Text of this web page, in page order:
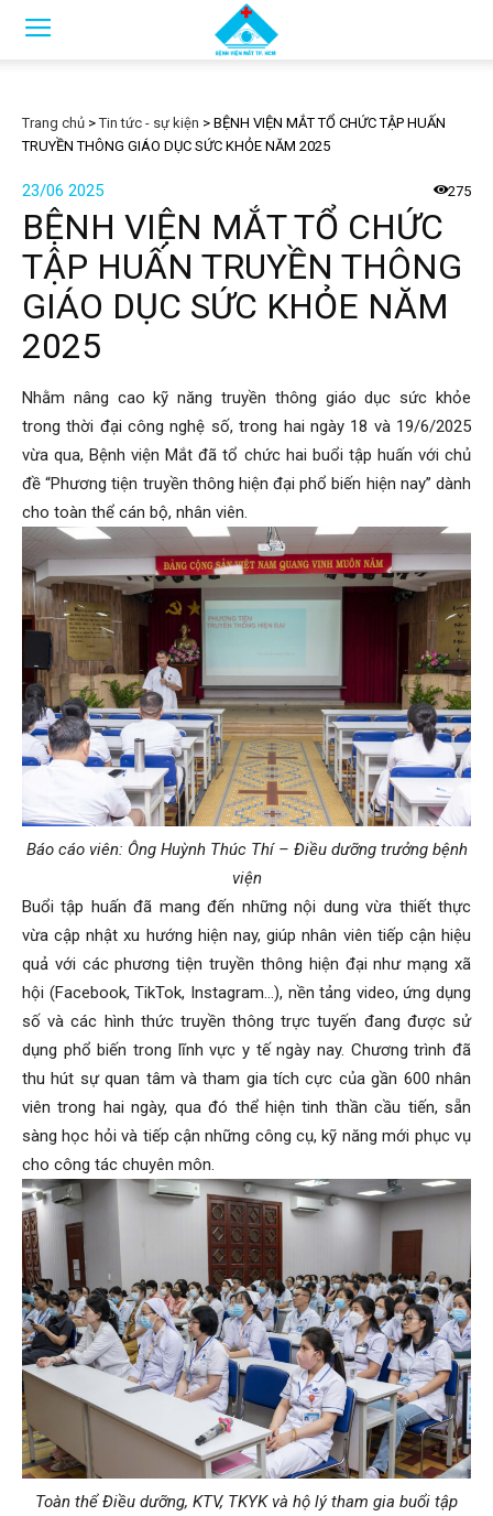
Trang chủ >Tin tức - sự kiện > BỆNH VIỆN MẮT TỔ CHỨC TẬP HUẤN
TRUYỀN THÔNG GIÁO DỤC SỨC KHỎE NĂM 2025
23/06 2025 275
BỆNH VIỆN MẮT TỔ CHỨC
TẬP HUẤN TRUYỀN THÔNG
GIÁO DỤC SỨC KHỎE NĂM
2025
Nhằm nâng cao kỹ năng truyền thông giáo dục sức khỏe
trong thời đại công nghệ số, trong hai ngày 18 và 19/6/2025
vừa qua, Bệnh viện Mắt đã tổ chức hai buổi tập huấn với chủ
đề “Phương tiện truyền thông hiện đại phổ biến hiện nay” dành
cho toàn thể cán bộ, nhân viên.
Báo cáo viên: Ông Huỳnh Thúc Thí – Điều dưỡng trưởng bệnh
viện
Buổi tập huấn đã mang đến những nội dung vừa thiết thực
vừa cập nhật xu hướng hiện nay, giúp nhân viên tiếp cận hiệu
quả với các phương tiện truyền thông hiện đại như mạng xã
hội (Facebook, TikTok, Instagram…), nền tảng video, ứng dụng
số và các hình thức truyền thông trực tuyến đang được sử
dụng phổ biến trong lĩnh vực y tế ngày nay. Chương trình đã
thu hút sự quan tâm và tham gia tích cực của gần 600 nhân
viên trong hai ngày, qua đó thể hiện tinh thần cầu tiến, sẵn
sàng học hỏi và tiếp cận những công cụ, kỹ năng mới phục vụ
cho công tác chuyên môn.
Toàn thể Điều dưỡng, KTV, TKYK và hộ lý tham gia buổi tập